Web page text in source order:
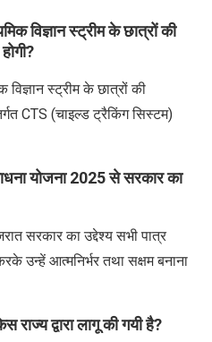
विज्ञान स्ट्रीम के छात्रों की
स्ट्रीम के छात्रों की
CTS (चाइल्ड ट्रैकिंग सिस्टम)
योजना 2025से सरकार का
सरकार का उद्देश्य सभी पात्र
उन्हें आत्मनिर्भर तथा सक्षम बनाना
राज्य द्वारा लागू की गयी है?